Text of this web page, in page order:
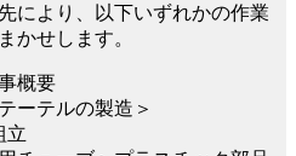
により、以下いずれかの作業
かせします。
概要
ーテルの製造＞
立